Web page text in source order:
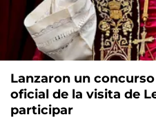
Lanzaron un
oficial de la visita de
participar